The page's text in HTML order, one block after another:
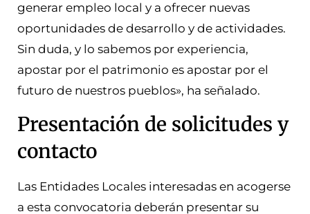
generar empleo local y a ofrecer nuevas
oportunidades de desarrollo y de actividades.
Sin duda, y lo sabemos por experiencia,
apostar por el patrimonio es apostar por el
futuro de nuestros pueblos», ha señalado.
Presentación de solicitudes y
contacto
Las Entidades Locales interesadas en acogerse
a esta convocatoria deberán presentar su